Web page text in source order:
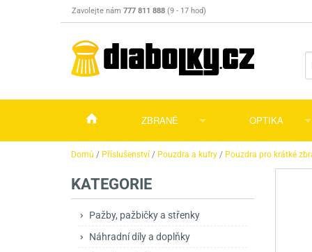
Zavolejte nám 777 811 888 (9 - 17 hod)
ZBRANĚ
Vzduchovky Vzduchovky na
Vzduchové pistole a revolvery
Plynové pistole a revolvery
Perkusní zbraně
OPTIKA
Puškohledy
Domů / Příslušenství / Pouzdra a kufry / Pouzdra pro krátké
KATEGORIE
Pažby, pažbičky a střenky
Náhradní díly a doplňky